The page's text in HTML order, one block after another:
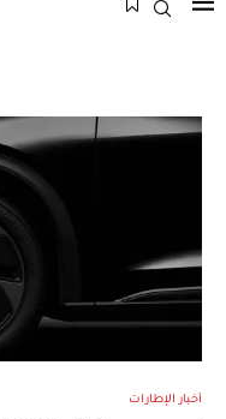
أخبار الإطارات